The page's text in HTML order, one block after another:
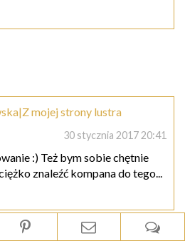
mojej strony lustra
30 stycznia 2017 20:41
:) Też bym sobie chętnie
znaleźć kompana do tego...